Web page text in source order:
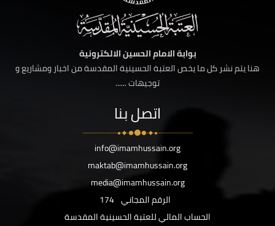
بوابة الامام الحسين الالكترونية
هنا يتم نشر كل ما يخص العتبة الحسينية المقدسة من اخبار ومشاريع و
توجيهات ......
اتصل بنا
info@imamhussain.org
maktab@imamhussain.org
media@imamhussain.org
الرقم المجاني 174
الحساب المالي للعتبة الحسينية المقدسة